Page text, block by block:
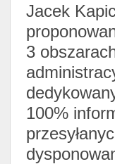
Jacek
3
100%